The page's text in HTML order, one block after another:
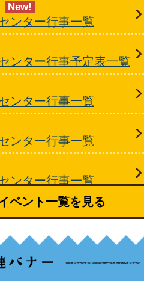
New!
ンター行事一覧
ンター行事予定表一覧
ンター行事一覧
ンター行事一覧
ンター行事一覧
ンター行事一覧
ンター行事一覧
ベント一覧を見る